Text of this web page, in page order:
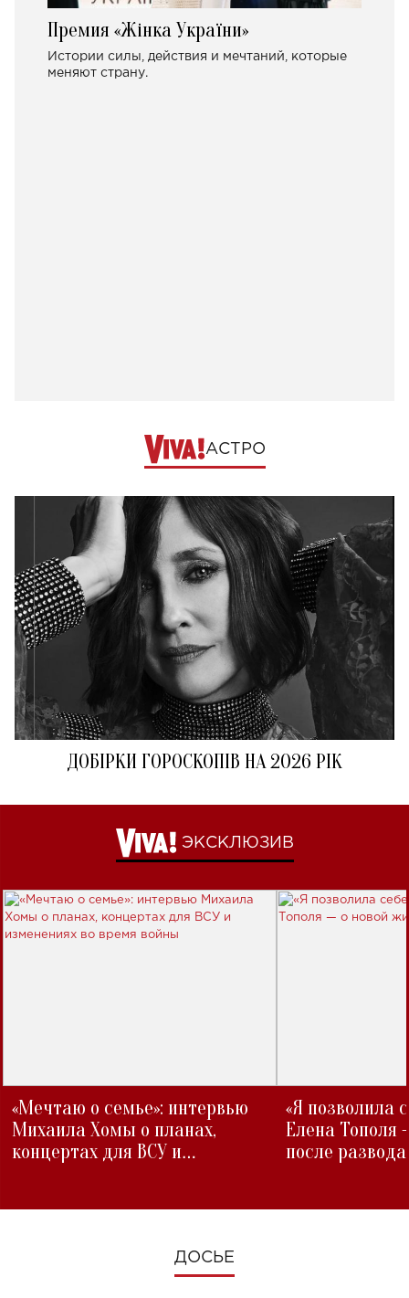
Премия «Жінка України»
Истории силы, действия и мечтаний, которые
меняют страну.
АСТРО
ДОБІРКИ ГОРОСКОПІВ НА 2026 РІК
ЭКСКЛЮЗИВ
«Мечтаю о семье»: интервью
Михаила Хомы о планах,
концертах для ВСУ и
«Я позволила
Елена Тополя
после развода
ДОСЬЕ